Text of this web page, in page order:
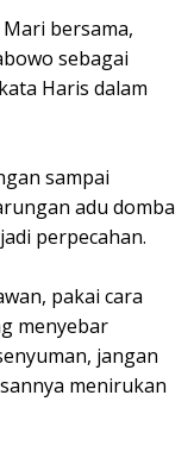
bersama,
sebagai
Haris dalam
sampai
adu domba
perpecahan.
pakai cara
menyebar
jangan
menirukan